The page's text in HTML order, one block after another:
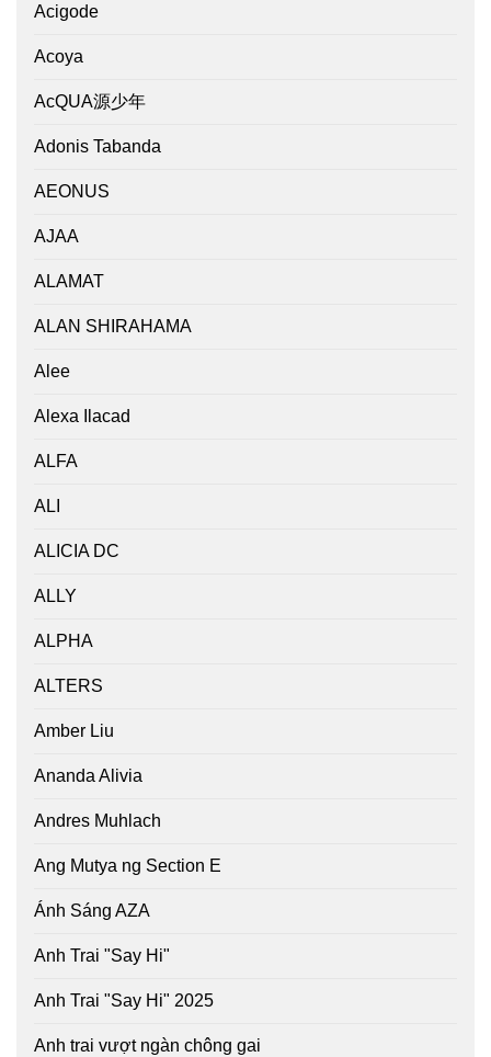
Acigode
Acoya
AcQUA源少年
Adonis Tabanda
AEONUS
AJAA
ALAMAT
ALAN SHIRAHAMA
Alee
Alexa Ilacad
ALFA
ALI
ALICIA DC
ALLY
ALPHA
ALTERS
Amber Liu
Ananda Alivia
Andres Muhlach
Ang Mutya ng Section E
Ánh Sáng AZA
Anh Trai "Say Hi"
Anh Trai "Say Hi" 2025
Anh trai vượt ngàn chông gai